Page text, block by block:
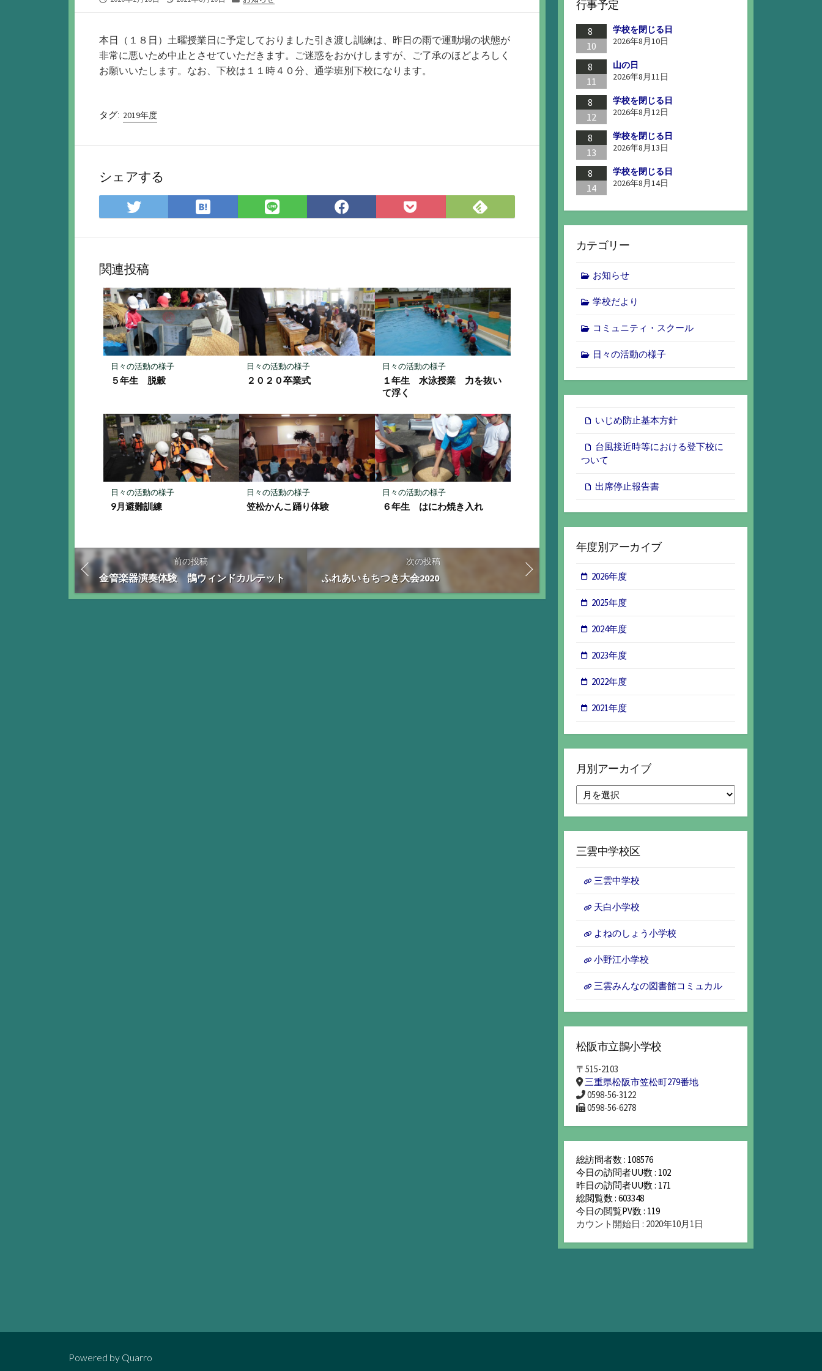
新
日
リ
ー
本日（１８日）土曜授業日に予定しておりました引き渡し訓練は、昨日の雨で運動場の状態が
非常に悪いため中止とさせていただきます。ご迷惑をおかけしますが、ご了承のほどよろしく
お願いいたします。なお、下校は１１時４０分、通学班別下校になります。
タグ: 2019年度
シェアする
Twitter
で
ア
は
て
マ
ー
ク
に
保
LINE
で
Facebook
で
Pocket
に
Feedly
で
関連投稿
日々の活動の様子
５年生 脱穀
日々の活動の様子
２０２０卒業式
日々の活動の様子
１年生 水泳授業 力を抜い
て浮く
日々の活動の様子
9月避難訓練
日々の活動の様子
笠松かんこ踊り体験
日々の活動の様子
６年生 はにわ焼き入れ
前の投稿
金管楽器演奏体験 鵲ウィンドカルテット
次の投稿
ふれあいもちつき大会2020
行事予定
8
10
学校を閉じる日
2026年8月10日
8
11
山の日
2026年8月11日
8
12
学校を閉じる日
2026年8月12日
8
13
学校を閉じる日
2026年8月13日
8
14
学校を閉じる日
2026年8月14日
カテゴリー
お知らせ
学校だより
コミュニティ・スクール
日々の活動の様子
いじめ防止基本方針
台風接近時等における登下校に
ついて
出席停止報告書
年度別アーカイブ
2026年度
2025年度
2024年度
2023年度
2022年度
2021年度
月別アーカイブ
別
ア
ー
イ
三雲中学校区
三雲中学校
天白小学校
よねのしょう小学校
小野江小学校
三雲みんなの図書館コミュカル
松阪市立鵲小学校
〒515-2103
三重県松阪市笠松町279番地
0598-56-3122
0598-56-6278
総訪問者数 : 108576
今日の訪問者UU数 : 102
昨日の訪問者UU数 : 171
総閲覧数 : 603348
今日の閲覧PV数 : 119
カウント開始日 : 2020年10月1日
Powered by Quarro